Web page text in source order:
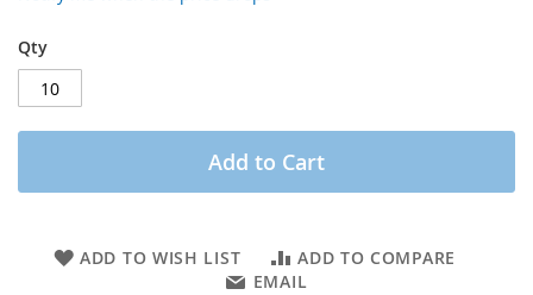
Qty
Add to Cart
ADD TO WISH LIST
ADD TO COMPARE
EMAIL